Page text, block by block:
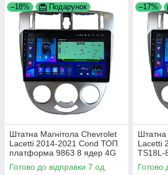
–18% Подарунок
Штатна Магнітола Chevrolet
Lacetti 2014-2021 Cond ТОП
платформа 9863 8 ядер 4G
DSP
Готово до відправки 7 од.
–17%
Штатна
Lacetti
TS18L-
CarPlay
Готово